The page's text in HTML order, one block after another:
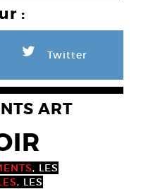
:
L Twitter
ART
, LES
, LES